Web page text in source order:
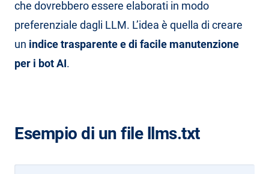
che dovrebbero essere elaborati in modo
preferenziale dagli LLM. L’idea è quella di creare
un indice trasparente e di facile manutenzione
per i bot AI.
Esempio di un file llms.txt